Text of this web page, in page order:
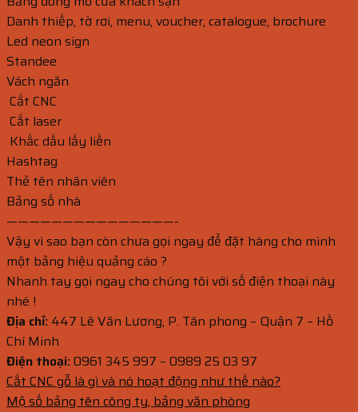
Danh thiếp, tờ rơi, menu, voucher, catalogue, brochure
Led neon sign
Standee
Vách ngăn
Cắt CNC
Cắt laser
Khắc dấu lấy liền
Hashtag
Thẻ tên nhân viên
Bảng số nhà
———————————————-
Vậy vì sao bạn còn chưa gọi ngay để đặt hàng cho mình
một bảng hiệu quảng cáo ?
Nhanh tay gọi ngay cho chúng tôi với số điện thoại này
nhé !
Địa chỉ: 447 Lê Văn Lương, P. Tân phong – Quận 7 – Hồ
Chí Minh
Điện thoại:0961 345 997 – 0989 25 03 97
Cắt CNC gỗ là gì và nó hoạt động như thế nào?
Mộ số bảng tên công ty, bảng văn phòng